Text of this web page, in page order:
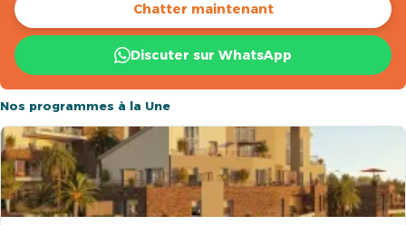
Chatter maintenant
Discuter sur WhatsApp
Nos programmes à la Une